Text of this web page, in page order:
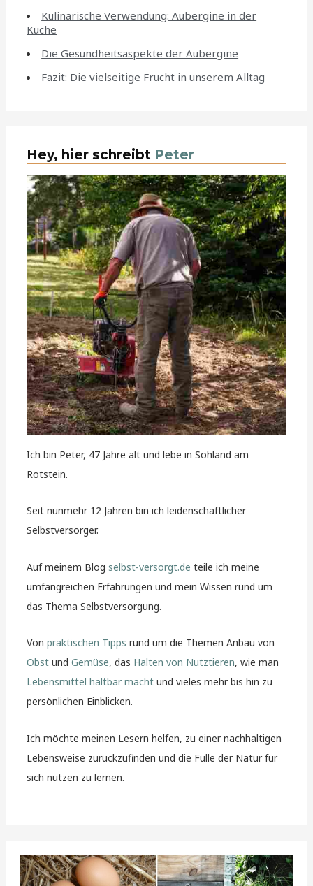
Kulinarische Verwendung: Aubergine in der
Küche
Die Gesundheitsaspekte der Aubergine
Fazit: Die vielseitige Frucht in unserem Alltag
Hey, hier schreibt Peter
Ich bin Peter, 47 Jahre alt und lebe in Sohland am
Rotstein.
Seit nunmehr 12 Jahren bin ich leidenschaftlicher
Selbstversorger.
Auf meinem Blogselbst-versorgt.de teile ich meine
umfangreichen Erfahrungen und mein Wissen rund um
das Thema Selbstversorgung.
Vonpraktischen Tipps rund um die Themen Anbau von
Obst undGemüse, das Halten von Nutztieren, wie man
Lebensmittel haltbar macht und vieles mehr bis hin zu
persönlichen Einblicken.
Ich möchte meinen Lesern helfen, zu einer nachhaltigen
Lebensweise zurückzufinden und die Fülle der Natur für
sich nutzen zu lernen.